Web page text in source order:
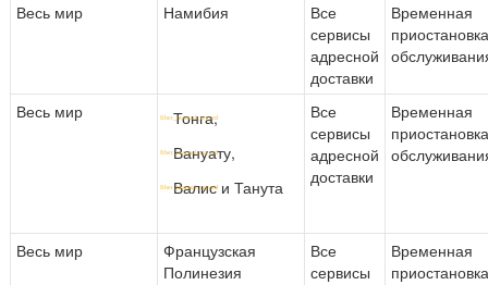
Весь мир
Намибия
Все
сервисы
адресной
доставки
Временная
Весь мир
Тонга,
Вануату,
Валис и Танута
Все
сервисы
адресной
доставки
Временная
Весь мир
Французская
Полинезия
Все
сервисы
Временная